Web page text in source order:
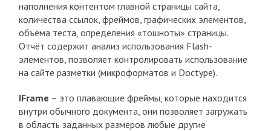
наполнения контентом главной страницы сайта,
количества ссылок, фреймов, графических элементов,
объёма теста, определения «тошноты» страницы.
Отчёт содержит анализ использования Flash-
элементов, позволяет контролировать использование
на сайте разметки (микроформатов и Doctype).
IFrame – это плавающие фреймы, которые находится
внутри обычного документа, они позволяет загружать
в область заданных размеров любые другие